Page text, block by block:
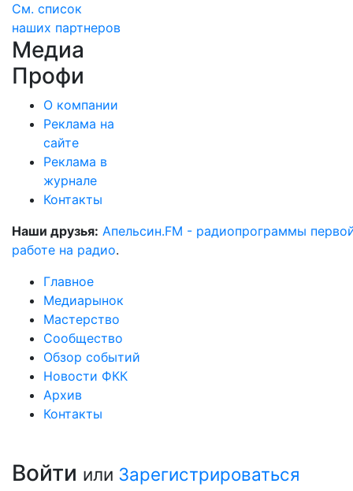
См. список
наших партнеров
Медиа
Профи
О компании
Реклама на
сайте
Реклама в
журнале
Контакты
Наши друзья: Апельсин.FM - радиопрограммы
работе на радио.
Главное
Медиарынок
Мастерство
Сообщество
Обзор событий
Новости ФКК
Архив
Контакты
Войти или Зарегистрироваться